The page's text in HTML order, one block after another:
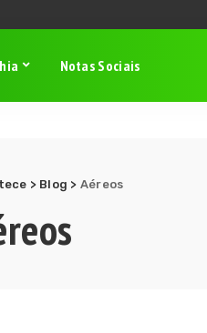
Notas Sociais
> Blog > Aéreos